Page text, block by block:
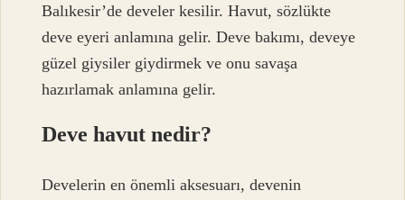
Balıkesir’de develer kesilir. Havut, sözlükte
deve eyeri anlamına gelir. Deve bakımı, deveye
güzel giysiler giydirmek ve onu savaşa
hazırlamak anlamına gelir.
Deve havut nedir?
Develerin en önemli aksesuarı, devenin